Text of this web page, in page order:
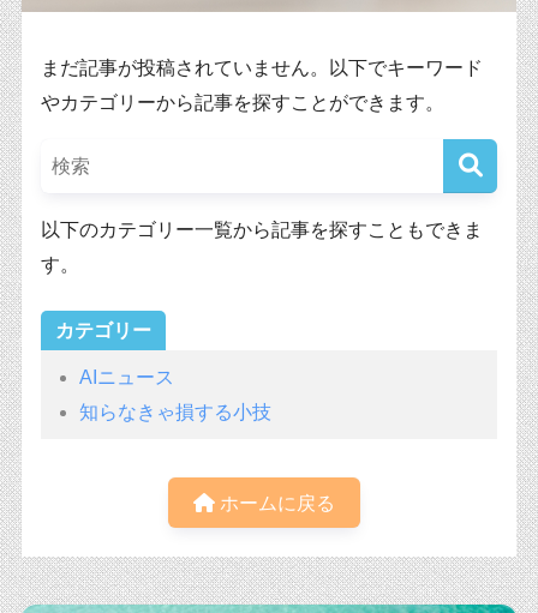
まだ記事が投稿されていません。以下でキーワード
やカテゴリーから記事を探すことができます。
以下のカテゴリー一覧から記事を探すこともできま
す。
カテゴリー
AIニュース
知らなきゃ損する小技
ホームに戻る